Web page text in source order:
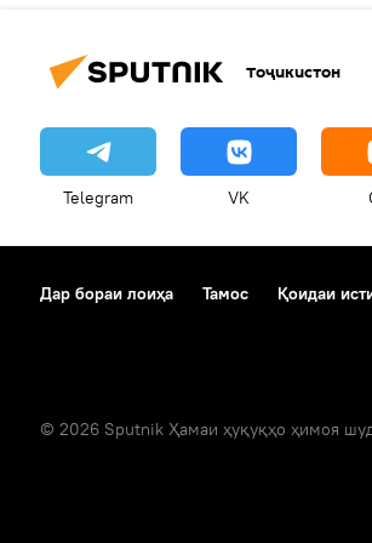
Тоҷикистон
Telegram VK
Дар бораи лоиҳа Тамос Қоидаи
© 2026 Sputnik Ҳамаи ҳуқуқҳо ҳимоя